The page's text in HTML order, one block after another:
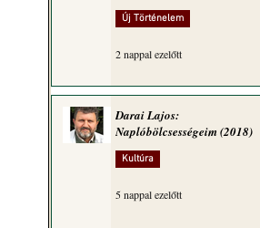
Új Történelem
2 nappal ezelőtt
Darai Lajos:
Naplóbölcsességeim (2018)
Kultúra
5 nappal ezelőtt